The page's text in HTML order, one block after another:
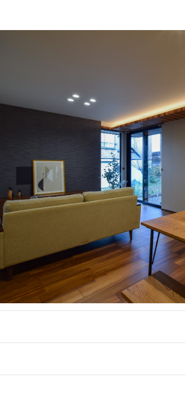
感を感じられる。一直線の間接照明の柔らかな